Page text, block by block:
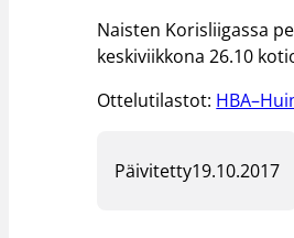
Naisten Korisliigassa
keskiviikkona 26.10
Ottelutilastot:
Päivitetty19.10.2017